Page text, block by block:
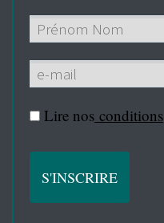
Lire nos conditions